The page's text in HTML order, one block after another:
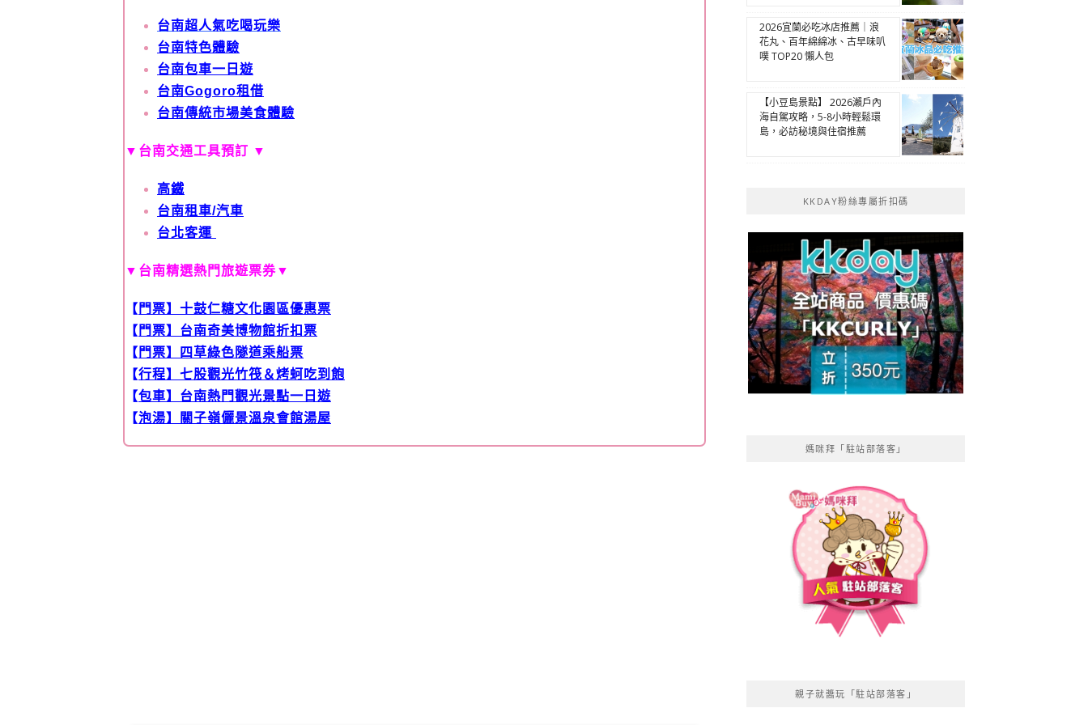
台南超人氣吃喝玩樂
台南特色體驗
台南包車一日遊
台南Gogoro租借
台南傳統市場美食體驗
▼ 台南交通工具預訂 ▼
高鐵
台南租車/汽車
台北客運
▼台南精選熱門旅遊票券▼
【門票】十鼓仁糖文化園區優惠票
【門票】台南奇美博物館折扣票
【門票】四草綠色隧道乘船票
【行程】七股觀光竹筏＆烤蚵吃到飽
【包車】台南熱門觀光景點一日遊
【泡湯】關子嶺儷景溫泉會館湯屋
2026宜蘭必吃冰店推薦｜浪
花丸、百年綿綿冰、古早味叭
噗 TOP20 懶人包
【小豆島景點】 2026瀨戶內
海自駕攻略，5-8小時輕鬆環
島，必訪秘境與住宿推薦
KKDAY粉絲專屬折扣碼
媽咪拜「駐站部落客」
親子就醬玩「駐站部落客」